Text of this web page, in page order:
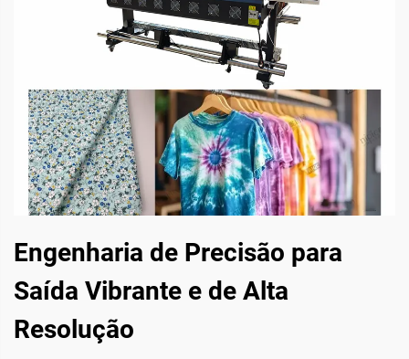
Engenharia de Precisão para
Saída Vibrante e de Alta
Resolução